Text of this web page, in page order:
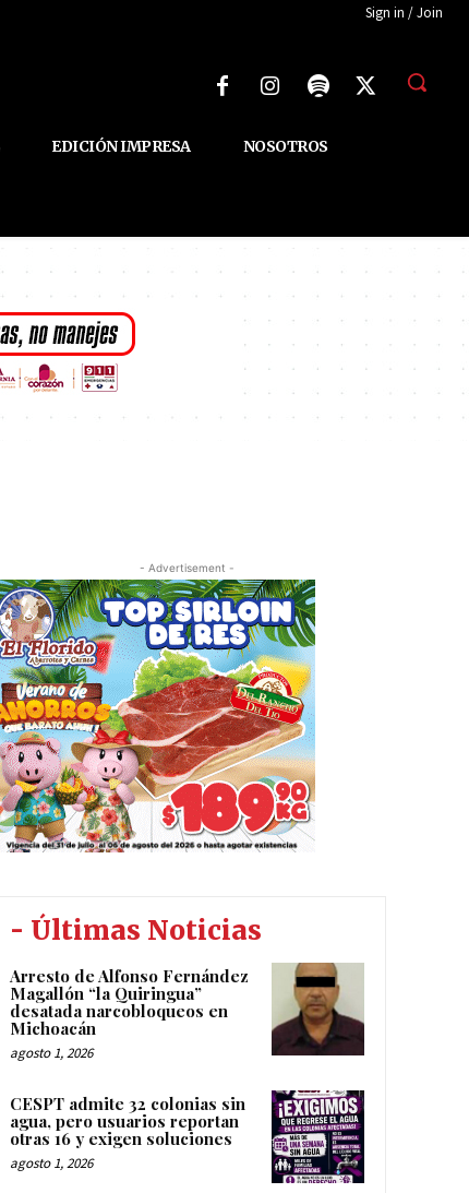
Sign in / Join
EDICIÓN IMPRESA NOSOTROS
- Advertisement -
- Últimas Noticias
Arresto de Alfonso Fernández
Magallón “la Quiringua”
desatada narcobloqueos en
Michoacán
agosto 1, 2026
CESPT admite 32 colonias sin
agua, pero usuarios reportan
otras 16 y exigen soluciones
agosto 1, 2026